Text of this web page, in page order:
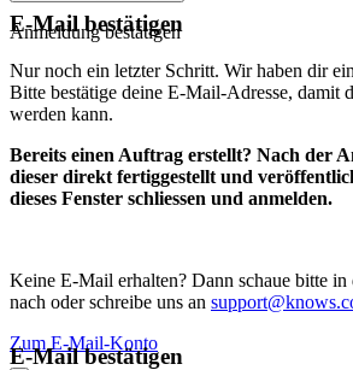
Anmeldung bestätigen
E-Mail bestätigen
Nur noch ein letzter Schritt. Wir haben dir
Bitte bestätige deine E-Mail-Adresse, damit
werden kann.
Bereits einen Auftrag erstellt? Nach der
dieser direkt fertiggestellt und
dieses Fenster schliessen und anmelden.
Keine E-Mail erhalten? Dann schaue bitte in
nach oder schreibe uns an
Zum E-Mail-Konto
E-Mail bestätigen